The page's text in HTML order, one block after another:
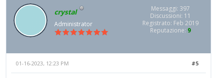
crystal
Administrator
Messaggi: 397
Discussioni: 11
Registrato: Feb 2019
Reputazione: 9
#5
01-16-2023, 12:23 PM